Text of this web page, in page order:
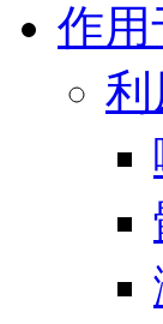
作用
利